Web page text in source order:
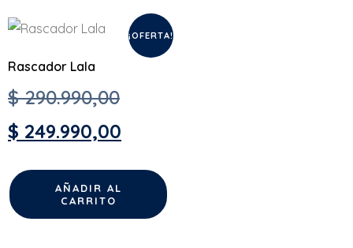
¡OFERTA!
Rascador Lala
$290.990,00
$ 249.990,00
AÑADIR AL
CARRITO